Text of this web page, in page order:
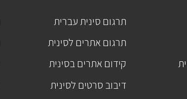
תרגום סינית עברית
תרגום אתרים לסינית
קידום אתרים בסינית
דיבוב סרטים לסינית